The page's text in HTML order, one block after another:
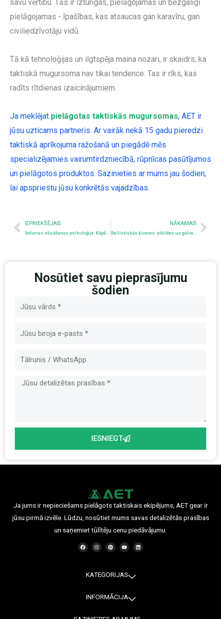
savu vērtību. Tās ir izturīgas, pielāgojamas un bezgalīgi
pielāgojamas - īpašības, kas atsaucas gan karavīru, gan
civiliedzīvotāju vidū.
Tā kā tehnoloģijas un ilgtspēja maina nozari, ir skaidrs, ka
taktiskā mugursoma nav tikai tendence. Tas ir rīks, kas
radīts rītdienas izaicinājumiem.
Ja meklējat pielāgotas taktiskās mugursomas, AET ir
jūsu uzticams partneris. Ar vairāk nekā 15 gadu pieredzi
taktiskā aprīkojuma ražošanā un piegādē mēs
specializējamies vairumtirdzniecībā, rūpnīcas pasūtījumos
un pielāgotos produktos. Sazinieties ar mums jau šodien,
lai apspriestu jūsu konkrētās vajadzības.
Iepriekšējais
IEPRIEKŠĒJAIS NĀKAMAIS
Ballistiskās ķiveres: atbildes uz galvenajiem jautājumiem
Nosūtiet savu pieprasījumu
šodien
IESNIEGT
Ja jums ir nepieciešams pielāgots taktiskais ekipējums, AET gear ir
jūsu pirmā izvēle. Lūdzu, nosūtiet mums savas detalizētās prasības
un saņemiet tūlītēju cenu piedāvājumu.
F
a
c
I
n
s
r
a
P
i
n
e
s
Y
o
u
e
L
i
n
KATEGORIJAS
INFORMĀCIJA